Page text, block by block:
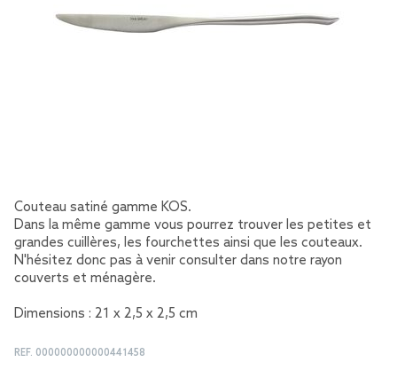
Couteau satiné gamme KOS.
Dans la même gamme vous pourrez trouver les petites et
grandes cuillères, les fourchettes ainsi que les couteaux.
N'hésitez donc pas à venir consulter dans notre rayon
couverts et ménagère.
Dimensions : 21 x 2,5 x 2,5 cm
REF. 000000000000441458